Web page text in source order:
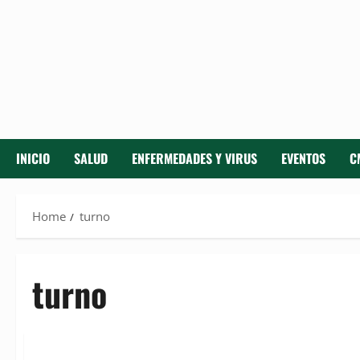
INICIO SALUD ENFERMEDADES Y VIRUS EVENTOS
Home turno
turno